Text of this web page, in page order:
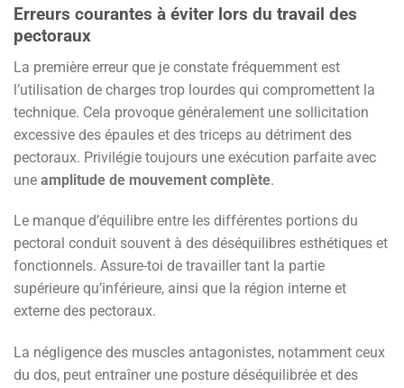
Erreurs courantes à éviter lors du travail des
pectoraux
La première erreur que je constate fréquemment est
l’utilisation de charges trop lourdes qui compromettent la
technique. Cela provoque généralement une sollicitation
excessive des épaules et des triceps au détriment des
pectoraux. Privilégie toujours une exécution parfaite avec
une amplitude de mouvement complète.
Le manque d’équilibre entre les différentes portions du
pectoral conduit souvent à des déséquilibres esthétiques et
fonctionnels. Assure-toi de travailler tant la partie
supérieure qu’inférieure, ainsi que la région interne et
externe des pectoraux.
La négligence des muscles antagonistes, notamment ceux
du dos, peut entraîner une posture déséquilibrée et des